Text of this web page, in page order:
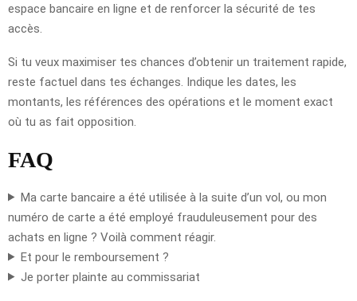
espace bancaire en ligne et de renforcer la sécurité de tes
accès.
Si tu veux maximiser tes chances d’obtenir un traitement rapide,
reste factuel dans tes échanges. Indique les dates, les
montants, les références des opérations et le moment exact
où tu as fait opposition.
FAQ
Ma carte bancaire a été utilisée à la suite d’un vol, ou mon
numéro de carte a été employé frauduleusement pour des
achats en ligne ? Voilà comment réagir.
Et pour le remboursement ?
Je porter plainte au commissariat